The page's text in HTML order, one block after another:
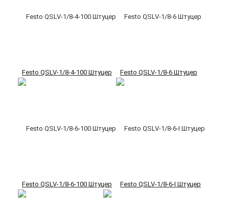
Festo QSLV-1/8-4-100 Штуцер Festo QSLV-1/8-6 Штуцер
Festo QSLV-1/8-6-100 Штуцер Festo QSLV-1/8-6-I Штуцер